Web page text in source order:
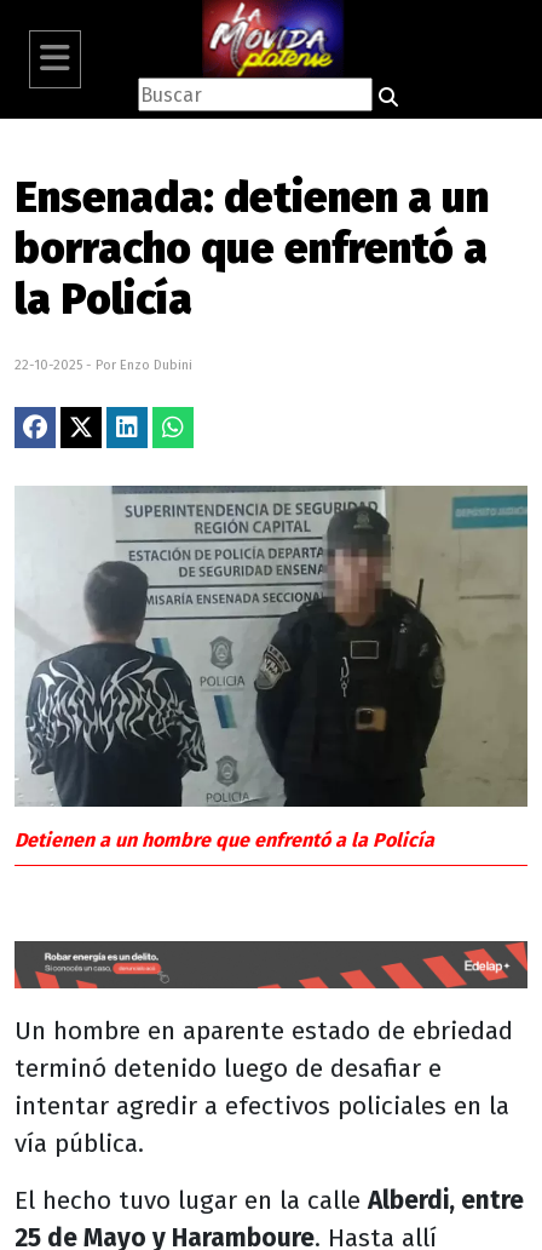
Ensenada: detienen a un
borracho que enfrentó a
la Policía
22-10-2025 - Por Enzo Dubini
Detienen a un hombre que enfrentó a la Policía
Un hombre en aparente estado de ebriedad
terminó detenido luego de desafiar e
intentar agredir a efectivos policiales en la
vía pública.
El hecho tuvo lugar en la calleAlberdi, entre
25 de Mayo y Haramboure. Hasta allí